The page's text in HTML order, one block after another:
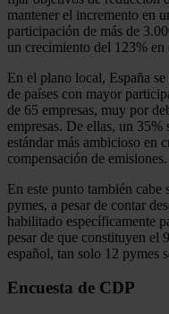
mantener el incremento en
participación de más de
un crecimiento del 123%
En el plano local, España
de países con mayor
de 65 empresas, muy por
empresas. De ellas, un
estándar más ambicioso en
compensación de emisiones.
En este punto también cabe
pymes, a pesar de contar
habilitado específicamente
pesar de que constituyen el
español, tan solo 12 pymes
Encuesta de CDP